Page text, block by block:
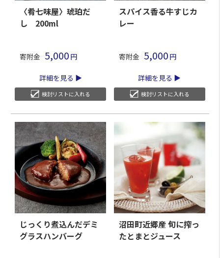
〈肴七味屋〉琥珀だ
し 200ml
寄附金 5,000
詳細を見る
検討リストに入れる
スパイス香る牛すじカ
レー
寄附金 5,000
詳細を見る
検討リストに入れる
じっくり煮込んだデミ
グラスハンバーグ
沼田町近郷産 旬に搾っ
たとまとジュース